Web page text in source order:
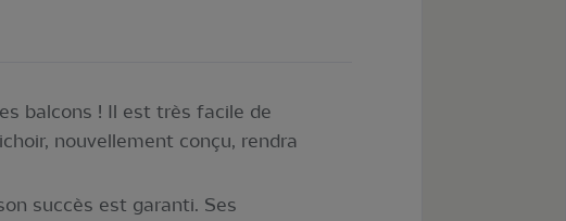
balcons ! Il est très facile de
nouvellement conçu, rendra
succès est garanti. Ses